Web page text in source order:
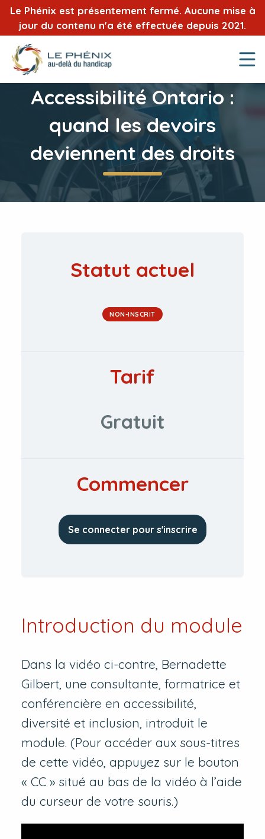
Le Phénix est présentement fermé. Aucune mise à
jour du contenu n'a été effectuée depuis 2021.
Accessibilité Ontario :
quand les devoirs
deviennent des droits
Statut actuel
NON-INSCRIT
Tarif
Gratuit
Commencer
Se connecter pour s'inscrire
Introduction du module
Dans la vidéo ci-contre, Bernadette
Gilbert, une consultante, formatrice et
conférencière en accessibilité,
diversité et inclusion, introduit le
module. (Pour accéder aux sous-titres
de cette vidéo, appuyez sur le bouton
« CC » situé au bas de la vidéo à l’aide
du curseur de votre souris.)